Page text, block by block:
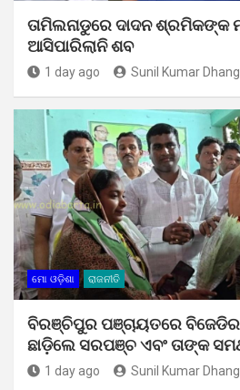
ତାମିଲନାଡୁରେ ଦାଦନ ଶ୍ରମିକଙ୍କ
ଆସିପାରିଲାନି ଶବ
1 day ago Sunil Kumar
ମୋ ଓଡ଼ିଶା ରାଜନୀତି
ବିରଞ୍ଚିପୁର ପଞ୍ଚାୟତରେ
ଛାଡ଼ିଲେ ସରପଞ୍ଚ ଏବଂ ତାଙ୍କ
1 day ago Sunil Kumar